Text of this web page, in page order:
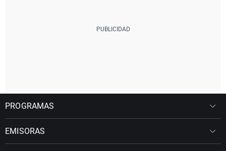
PROGRAMAS
EMISORAS